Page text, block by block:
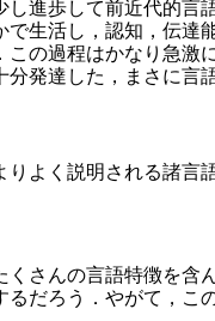
進歩して前近代的言
生活し，認知，伝達
の過程はかなり急激
発達した，まさに言
よく説明される諸言
さんの言語特徴を含
だろう．やがて，こ